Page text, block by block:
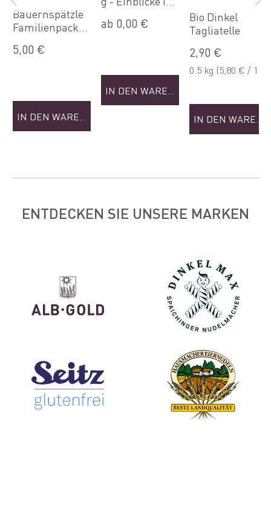
Bauernspätzle
Familienpacku
5,00 €
IN DEN WARENKORB
Nudeln (Sep)
ab 0,00 €
IN DEN WARENKORB
Bio Dinkel
Tagliatelle
2,90 €
0.5 kg (5,80 € / 1
IN DEN
ENTDECKEN SIE UNSERE MARKEN